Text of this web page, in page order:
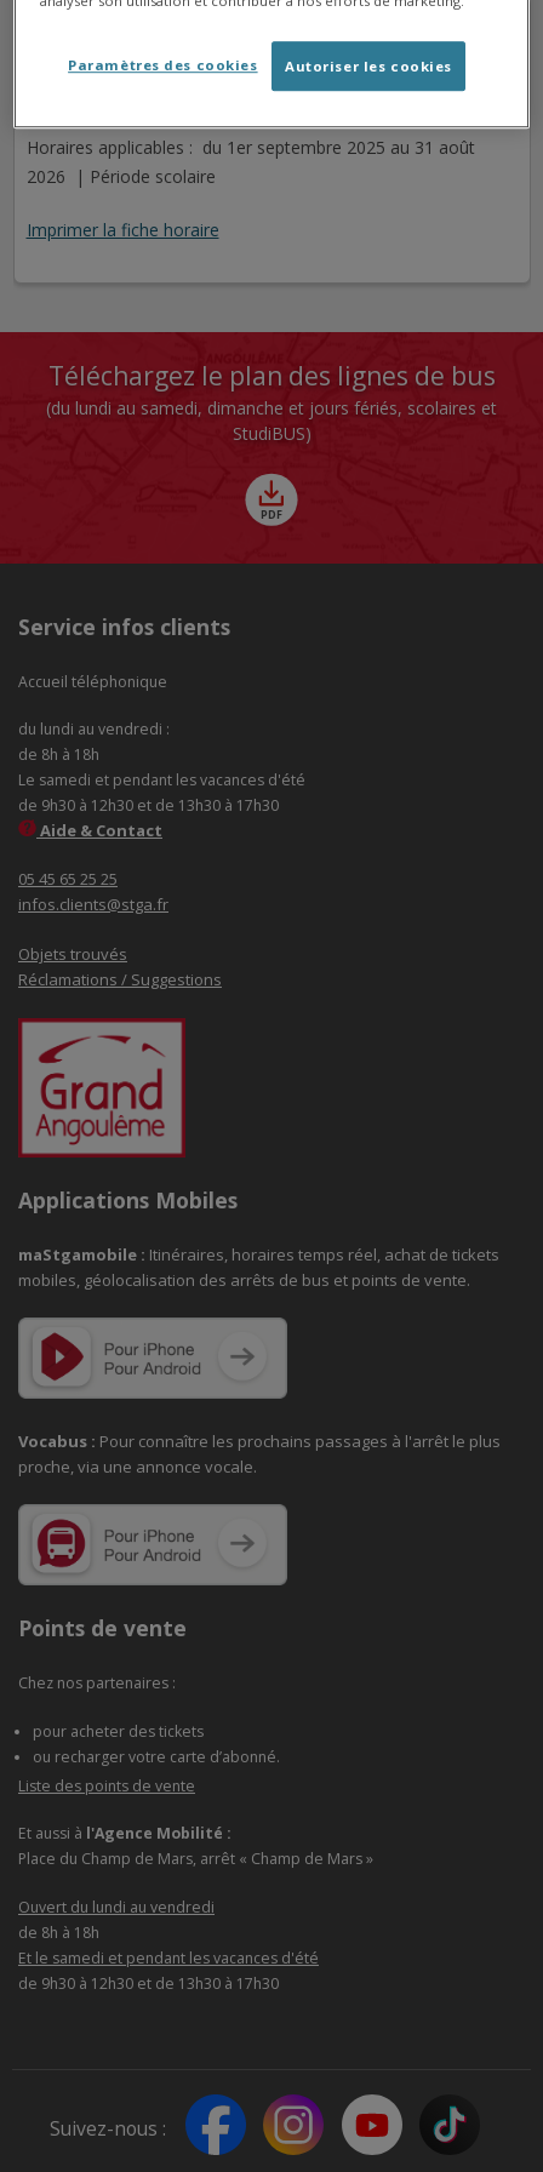
Cet arrêt n'est pas desservi pour le jour sélectionné.
Horaires applicables : du 1er septembre 2025 au 31 août
2026 | Période scolaire
Imprimer la fiche horaire
Téléchargez le plan des lignes de bus
(du lundi au samedi, dimanche et jours fériés, scolaires et
StudiBUS)
Service infos clients
Accueil téléphonique
du lundi au vendredi :
de 8h à 18h
Le samedi et pendant les vacances d'été
de 9h30 à 12h30 et de 13h30 à 17h30
Aide & Contact
05 45 65 25 25
infos.clients@stga.fr
Objets trouvés
Réclamations / Suggestions
Applications Mobiles
maStgamobile : Itinéraires, horaires temps réel, achat de tickets
mobiles, géolocalisation des arrêts de bus et points de vente.
Vocabus : Pour connaître les prochains passages à l'arrêt le plus
proche, via une annonce vocale.
Points de vente
Chez nos partenaires :
pour acheter des tickets
ou recharger votre carte d’abonné.
Liste des points de vente
Et aussi à l'Agence Mobilité :
Place du Champ de Mars, arrêt « Champ de Mars »
Ouvert du lundi au vendredi
de 8h à 18h
Et le samedi et pendant les vacances d'été
de 9h30 à 12h30 et de 13h30 à 17h30
Suivez-nous :
Autoriser les cookies
Paramètres des cookies